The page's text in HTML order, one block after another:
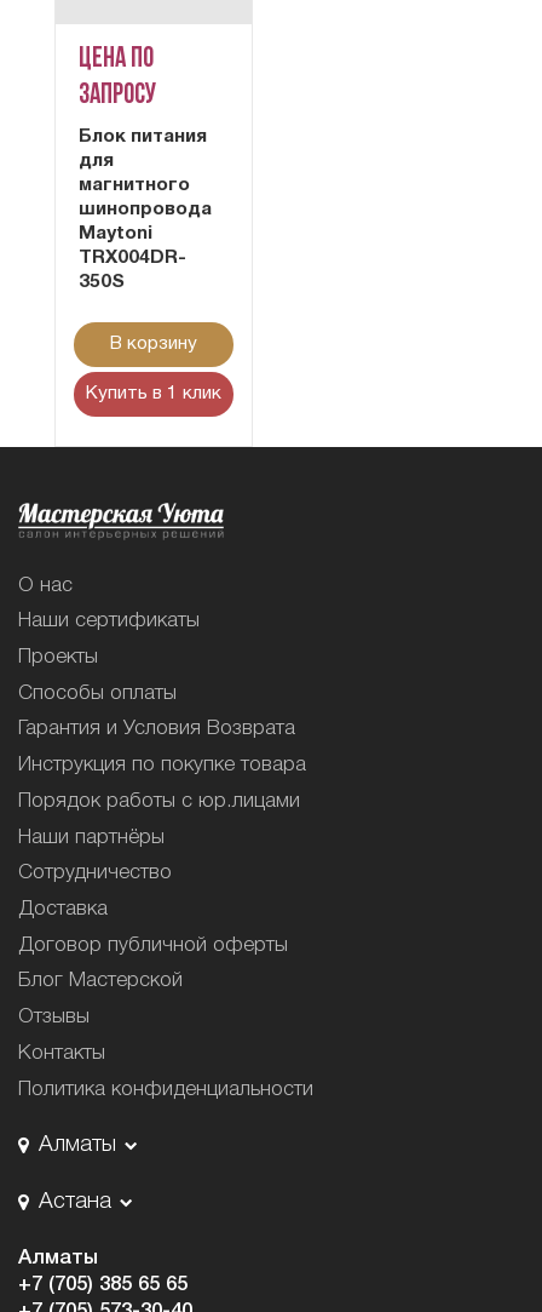
Цена по
запросу
Блок питания
для
магнитного
шинопровода
Maytoni
TRX004DR-
350S
В корзину
Купить в 1 клик
О нас
Наши сертификаты
Проекты
Способы оплаты
Гарантия и Условия Возврата
Инструкция по покупке товара
Порядок работы с юр.лицами
Наши партнёры
Сотрудничество
Доставка
Договор публичной оферты
Блог Мастерской
Отзывы
Контакты
Политика конфиденциальности
Алматы
Астана
Алматы
+7 (705) 385 65 65